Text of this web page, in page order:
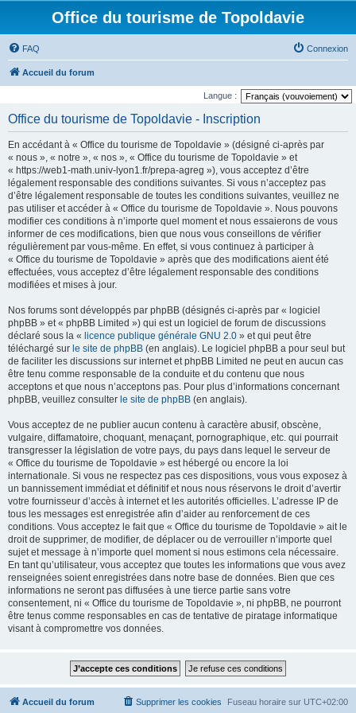
Office du tourisme de Topoldavie
FAQ Connexion
Accueil du forum
Langue :
Office du tourisme de Topoldavie - Inscription
En accédant à « Office du tourisme de Topoldavie » (désigné ci-après par
« nous », « notre », « nos », « Office du tourisme de Topoldavie » et
« https://web1-math.univ-lyon1.fr/prepa-agreg »), vous acceptez d’être
légalement responsable des conditions suivantes. Si vous n’acceptez pas
d’être légalement responsable de toutes les conditions suivantes, veuillez ne
pas utiliser et accéder à « Office du tourisme de Topoldavie ». Nous pouvons
modifier ces conditions à n’importe quel moment et nous essaierons de vous
informer de ces modifications, bien que nous vous conseillons de vérifier
régulièrement par vous-même. En effet, si vous continuez à participer à
« Office du tourisme de Topoldavie » après que des modifications aient été
effectuées, vous acceptez d’être légalement responsable des conditions
modifiées et mises à jour.
Nos forums sont développés par phpBB (désignés ci-après par « logiciel
phpBB » et « phpBB Limited ») qui est un logiciel de forum de discussions
déclaré sous la « licence publique générale GNU 2.0 » et qui peut être
téléchargé sur le site de phpBB (en anglais). Le logiciel phpBB a pour seul but
de faciliter les discussions sur internet et phpBB Limited ne peut en aucun cas
être tenu comme responsable de la conduite et du contenu que nous
acceptons et que nous n’acceptons pas. Pour plus d’informations concernant
phpBB, veuillez consulter le site de phpBB (en anglais).
Vous acceptez de ne publier aucun contenu à caractère abusif, obscène,
vulgaire, diffamatoire, choquant, menaçant, pornographique, etc. qui pourrait
transgresser la législation de votre pays, du pays dans lequel le serveur de
« Office du tourisme de Topoldavie » est hébergé ou encore la loi
internationale. Si vous ne respectez pas ces dispositions, vous vous exposez à
un bannissement immédiat et définitif et nous nous réservons le droit d’avertir
votre fournisseur d’accès à internet et les autorités officielles. L’adresse IP de
tous les messages est enregistrée afin d’aider au renforcement de ces
conditions. Vous acceptez le fait que « Office du tourisme de Topoldavie » ait le
droit de supprimer, de modifier, de déplacer ou de verrouiller n’importe quel
sujet et message à n’importe quel moment si nous estimons cela nécessaire.
En tant qu’utilisateur, vous acceptez que toutes les informations que vous avez
renseignées soient enregistrées dans notre base de données. Bien que ces
informations ne seront pas diffusées à une tierce partie sans votre
consentement, ni « Office du tourisme de Topoldavie », ni phpBB, ne pourront
être tenus comme responsables en cas de tentative de piratage informatique
visant à compromettre vos données.
Accueil du forum Fuseau horaire sur UTC+02:00
Supprimer les cookies